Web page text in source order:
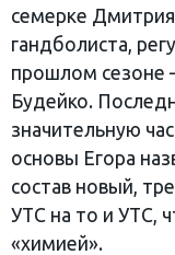
семерке
гандболиста,
прошлом сезоне
Будейко.
значительную
основы Егора
состав новый,
УТС на то и УТС,
«химией».